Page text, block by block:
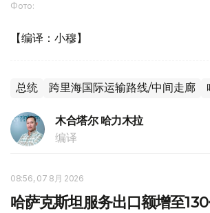
Фото:
【编译：小穆】
总统 跨里海国际运输路线/中间走廊
木合塔尔 哈力木拉
编译
08:56, 07 8月 2026
哈萨克斯坦服务出口额增至